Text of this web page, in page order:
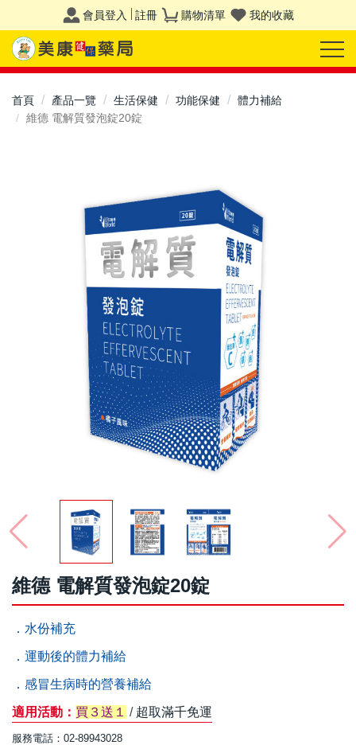
會員登入 註冊 購物清單 我的收藏
首頁 產品一覽 生活保健 功能保健
體力補給
維德 電解質發泡錠20錠
維德 電解質發泡錠20錠
．水份補充
．運動後的體力補給
．感冒生病時的營養補給
適用活動： 買３送１ / 超取滿千免運
服務電話：02-89943028